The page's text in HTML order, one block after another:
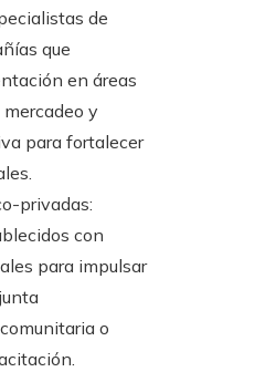
de
que
en áreas
y
para fortalecer
privadas:
con
para impulsar
o